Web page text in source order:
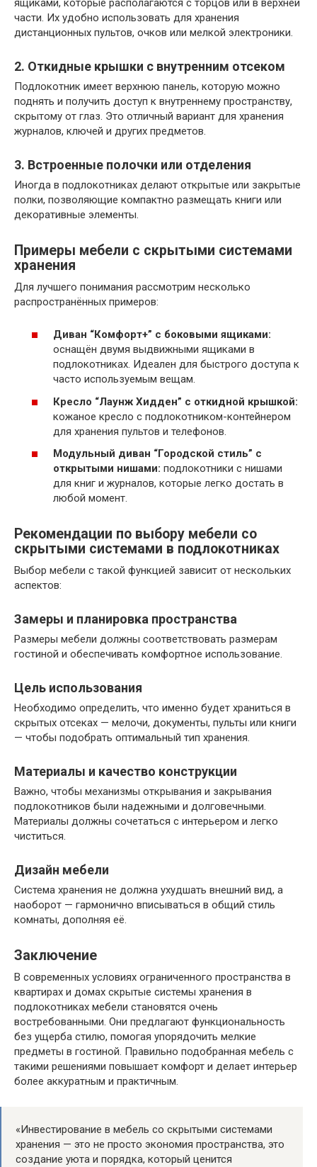
части. Их удобно использовать для хранения
дистанционных пультов, очков или мелкой электроники.
2. Откидные крышки с внутренним отсеком
Подлокотник имеет верхнюю панель, которую можно
поднять и получить доступ к внутреннему пространству,
скрытому от глаз. Это отличный вариант для хранения
журналов, ключей и других предметов.
3. Встроенные полочки или отделения
Иногда в подлокотниках делают открытые или закрытые
полки, позволяющие компактно размещать книги или
декоративные элементы.
Примеры мебели с скрытыми системами
хранения
Для лучшего понимания рассмотрим несколько
распространённых примеров:
Диван “Комфорт+” с боковыми ящиками:
оснащён двумя выдвижными ящиками в
подлокотниках. Идеален для быстрого доступа к
часто используемым вещам.
Кресло “Лаунж Хидден” с откидной крышкой:
кожаное кресло с подлокотником-контейнером
для хранения пультов и телефонов.
Модульный диван “Городской стиль” с
открытыми нишами: подлокотники с нишами
для книг и журналов, которые легко достать в
любой момент.
Рекомендации по выбору мебели со
скрытыми системами в подлокотниках
Выбор мебели с такой функцией зависит от нескольких
аспектов:
Замеры и планировка пространства
Размеры мебели должны соответствовать размерам
гостиной и обеспечивать комфортное использование.
Цель использования
Необходимо определить, что именно будет храниться в
скрытых отсеках — мелочи, документы, пульты или книги
— чтобы подобрать оптимальный тип хранения.
Материалы и качество конструкции
Важно, чтобы механизмы открывания и закрывания
подлокотников были надежными и долговечными.
Материалы должны сочетаться с интерьером и легко
чиститься.
Дизайн мебели
Система хранения не должна ухудшать внешний вид, а
наоборот — гармонично вписываться в общий стиль
комнаты, дополняя её.
Заключение
В современных условиях ограниченного пространства в
квартирах и домах скрытые системы хранения в
подлокотниках мебели становятся очень
востребованными. Они предлагают функциональность
без ущерба стилю, помогая упорядочить мелкие
предметы в гостиной. Правильно подобранная мебель с
такими решениями повышает комфорт и делает интерьер
более аккуратным и практичным.
«Инвестирование в мебель со скрытыми системами
хранения — это не просто экономия пространства, это
создание уюта и порядка, который ценится